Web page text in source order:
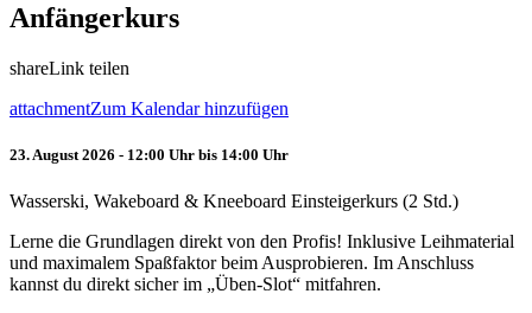
Anfängerkurs
shareLink teilen
attachmentZum Kalendar hinzufügen
23. August 2026 - 12:00 Uhr bis 14:00 Uhr
Wasserski, Wakeboard & Kneeboard Einsteigerkurs (2 Std.)
Lerne die Grundlagen direkt von den Profis! Inklusive Leihmaterial
und maximalem Spaßfaktor beim Ausprobieren. Im Anschluss
kannst du direkt sicher im „Üben-Slot“ mitfahren.